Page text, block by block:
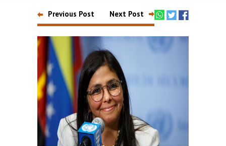
Previous Post Next Post